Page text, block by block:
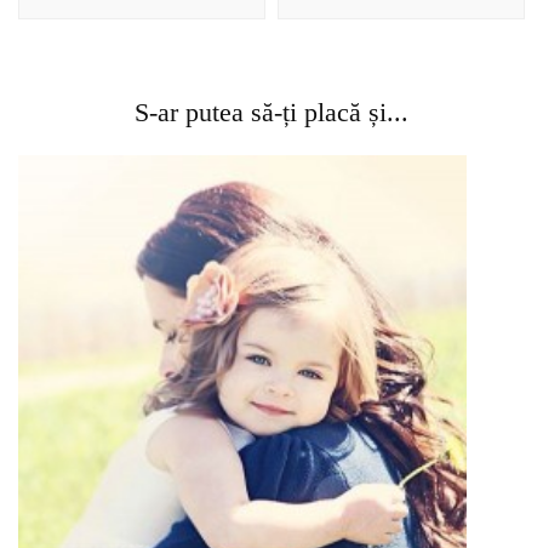
S-ar putea să-ți placă și...